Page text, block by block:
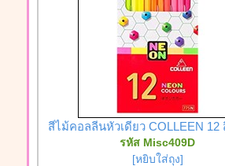
สีไม้คอลลีนหัวเดียว COLLEEN 12
รหัส Misc409D
[หยิบใส่ถุง]